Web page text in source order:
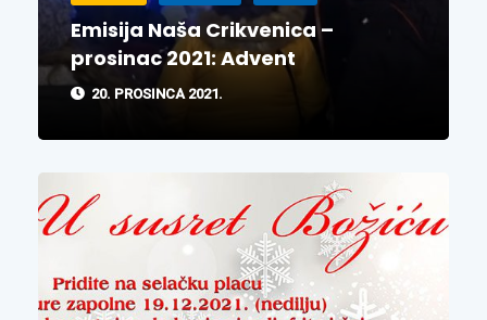
Emisija Naša Crikvenica –
prosinac 2021: Advent
20. PROSINCA 2021.